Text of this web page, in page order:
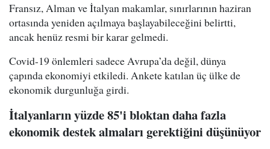
Fransız, Alman ve İtalyan makamlar, sınırlarının haziran
ortasında yeniden açılmaya başlayabileceğini belirtti,
ancak henüz resmi bir karar gelmedi.
Covid-19 önlemleri sadece Avrupa’da değil, dünya
çapında ekonomiyi etkiledi. Ankete katılan üç ülke de
ekonomik durgunluğa girdi.
İtalyanların yüzde 85'i bloktan daha fazla
ekonomik destek almaları gerektiğini düşünüyor